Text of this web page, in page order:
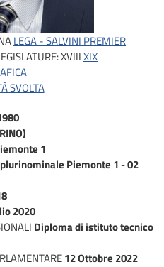
LEGA - SALVINI PREMIER
XVIIIXIX
SVOLTA
1
Piemonte 1 - 02
2020
Diploma di istituto tecnico
12 Ottobre 2022